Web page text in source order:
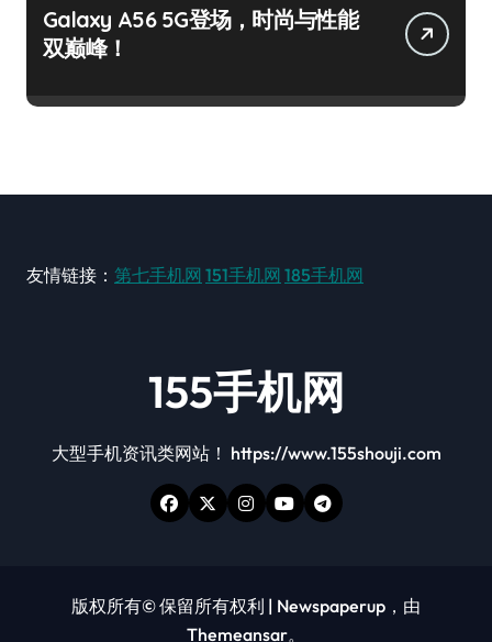
Galaxy A56 5G登场，时尚与性能
双巅峰！
友情链接： 第七手机网 151手机网 185手机网
155手机网
大型手机资讯类网站！ https://www.155shouji.com
版权所有© 保留所有权利 | Newspaperup ，由
Themeansar。